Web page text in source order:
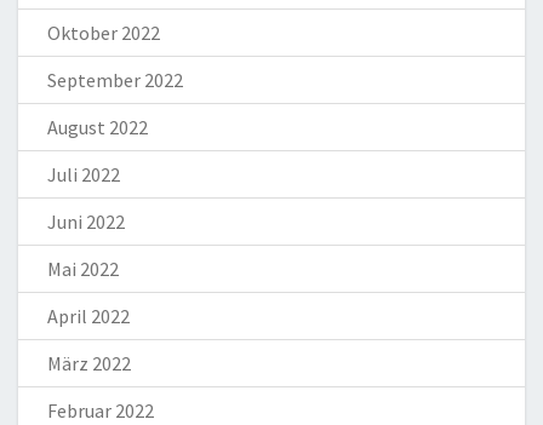
Oktober 2022
September 2022
August 2022
Juli 2022
Juni 2022
Mai 2022
April 2022
März 2022
Februar 2022